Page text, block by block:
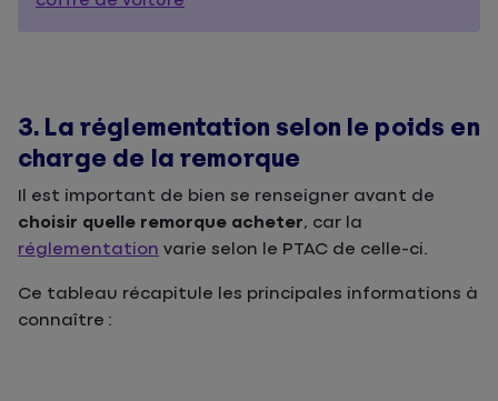
3. La réglementation selon le poids en
charge de la remorque
Il est important de bien se renseigner avant de
choisir quelle remorque acheter, car la
réglementation varie selon le PTAC de celle-ci.
Ce tableau récapitule les principales informations à
connaître :